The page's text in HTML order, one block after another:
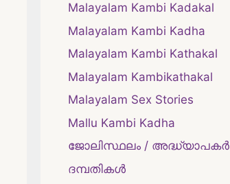
Malayalam Kambi Kadakal
Malayalam Kambi Kadha
Malayalam Kambi Kathakal
Malayalam Kambikathakal
Malayalam Sex Stories
Mallu Kambi Kadha
ജോലിസ്ഥലം / അദ്ധ്യാപകർ
ദമ്പതികള്‍